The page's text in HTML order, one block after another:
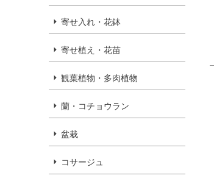
寄せ入れ・花鉢
寄せ植え・花苗
観葉植物・多肉植物
蘭・コチョウラン
盆栽
コサージュ